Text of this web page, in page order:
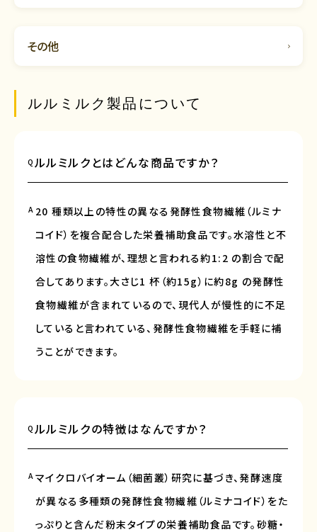
その他
ルルミルク製品について
Q ルルミルクとはどんな商品ですか？
A 20 種類以上の特性の異なる発酵性食物繊維（ルミナ
コイド）を複合配合した栄養補助食品です。水溶性と不
溶性の食物繊維が、理想と言われる約1:2 の割合で配
合してあります。大さじ1 杯（約15g）に約8g の発酵性
食物繊維が含まれているので、現代人が慢性的に不足
していると言われている、発酵性食物繊維を手軽に補
うことができます。
Q ルルミルクの特徴はなんですか？
A マイクロバイオーム（細菌叢）研究に基づき、発酵速度
が異なる多種類の発酵性食物繊維（ルミナコイド）をた
っぷりと含んだ粉末タイプの栄養補助食品です。砂糖・